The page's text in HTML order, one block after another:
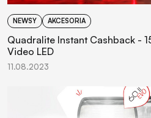
NEWSY AKCESORIA
Quadralite Instant Cashback -
Video LED
11.08.2023